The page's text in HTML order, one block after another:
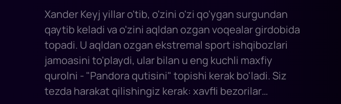
Xander Keyj yillar o'tib, o'zini o'zi qo'ygan surgundan
qaytib keladi va o'zini aqldan ozgan voqealar girdobida
topadi. U aqldan ozgan ekstremal sport ishqibozlari
jamoasini to'playdi, ular bilan u eng kuchli maxfiy
qurolni - "Pandora qutisini" topishi kerak bo'ladi. Siz
tezda harakat qilishingiz kerak: xavfli bezorilar